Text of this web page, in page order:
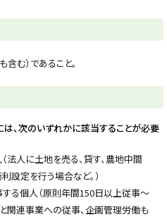
む）であること。
、次のいずれかに該当することが必要
法人に土地を売る、貸す、農地中間
設定を行う場合など。）
る個人（原則年間150日以上従事～
関連事業への従事、企画管理労働も